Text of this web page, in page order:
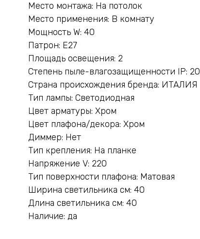
Место монтажа: На потолок
Место применения: В комнату
Мощность W: 40
Патрон: E27
Площадь освещения: 2
Степень пыле-влагозащищенности IP: 20
Страна происхождения бренда: ИТАЛИЯ
Тип лампы: Светодиодная
Цвет арматуры: Хром
Цвет плафона/декора: Хром
Диммер: Нет
Тип крепления: На планке
Напряжение V: 220
Тип поверхности плафона: Матовая
Ширина светильника см: 40
Длина светильника см: 40
Наличие: да